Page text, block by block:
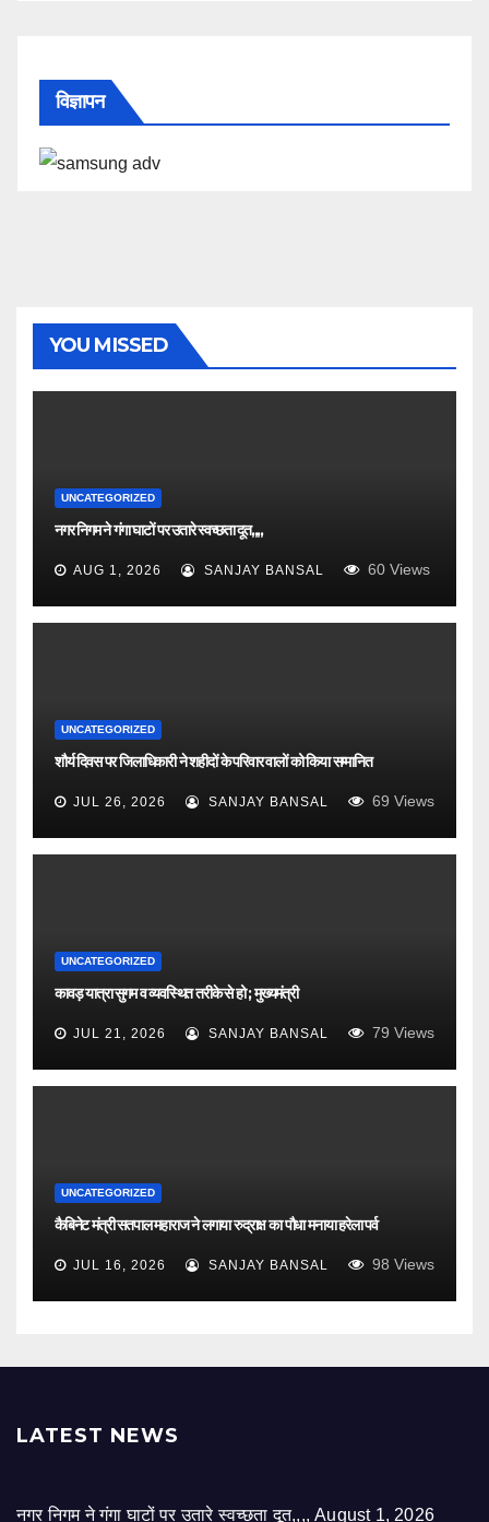
विज्ञापन
YOU MISSED
UNCATEGORIZED
नगर निगम ने गंगा घाटों पर उतारे स्वच्छता दूत,,,,
AUG 1, 2026 SANJAY BANSAL 60 Views
UNCATEGORIZED
शौर्य दिवस पर जिलाधिकारी ने शहीदों के परिवार वालों को किया सम्मानित
JUL 26, 2026 SANJAY BANSAL 69 Views
UNCATEGORIZED
कावड़ यात्रा सुगम व व्यवस्थित तरीके से हो ; मुख्यमंत्री
JUL 21, 2026 SANJAY BANSAL 79 Views
UNCATEGORIZED
कैबिनेट मंत्री सतपाल महाराज ने लगाया रुद्राक्ष का पौधा मनाया हरेला पर्व
JUL 16, 2026 SANJAY BANSAL 98 Views
LATEST NEWS
नगर निगम ने गंगा घाटों पर उतारे स्वच्छता दूत,,,, August 1, 2026